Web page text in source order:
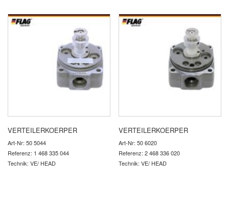
VERTEILERKOERPER
Art-Nr: 50 5044
Referenz: 1 468 335 044
Technik: VE/ HEAD
VERTEILERKOERPER
Art-Nr: 50 6020
Referenz: 2 468 336 020
Technik: VE/ HEAD